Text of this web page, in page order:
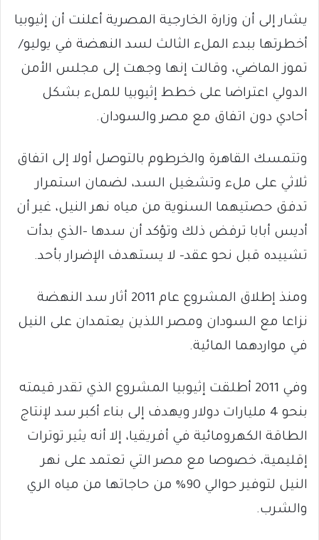
يشار إلى أن وزارة الخارجية المصرية أعلنت أن إثيوبيا
أخطرتها ببدء الملء الثالث لسد النهضة في يوليو/
تموز الماضي، وقالت إنها وجهت إلى مجلس الأمن
الدولي اعتراضا على خطط إثيوبيا للملء بشكل
أحادي دون اتفاق مع مصر والسودان.
وتتمسك القاهرة والخرطوم بالتوصل أولا إلى اتفاق
ثلاثي على ملء وتشغيل السد، لضمان استمرار
تدفق حصتيهما السنوية من مياه نهر النيل، غير أن
أديس أبابا ترفض ذلك وتؤكد أن سدها -الذي بدأت
تشييده قبل نحو عقد- لا يستهدف الإضرار بأحد.
ومنذ إطلاق المشروع عام 2011 أثار سد النهضة
نزاعا مع السودان ومصر اللذين يعتمدان على النيل
في مواردهما المائية.
وفي 2011 أطلقت إثيوبيا المشروع الذي تقدر قيمته
بنحو 4 مليارات دولار ويهدف إلى بناء أكبر سد لإنتاج
الطاقة الكهرومائية في أفريقيا، إلا أنه يثير توترات
إقليمية، خصوصا مع مصر التي تعتمد على نهر
النيل لتوفير حوالي 90% من حاجاتها من مياه الري
والشرب.